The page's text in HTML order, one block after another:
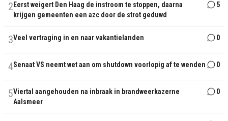
2 Eerst weigert Den Haag de instroom te stoppen, daarna
krijgen gemeenten een azc door de strot geduwd
5
3Veel vertraging in en naar vakantielanden 0
4Senaat VS neemt wet aan om shutdown voorlopig af te wenden 0
5Viertal aangehouden na inbraak in brandweerkazerne
Aalsmeer
0